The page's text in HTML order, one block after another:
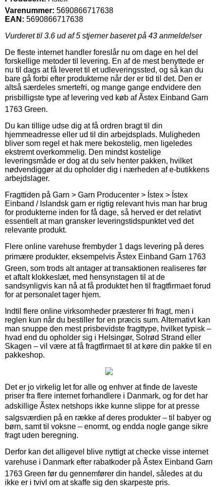
Varenummer: 5690866717638
EAN: 5690866717638
Vurderet til 3.6 ud af 5 stjerner baseret på 43 anmeldelser
De fleste internet handler foreslår nu om dage en hel del
forskellige metoder til levering. En af de mest benyttede er
nu til dags at få leveret til et udleveringssted, og så kan du
bare gå forbi efter produkterne når der er tid til det. Den er
altså særdeles smertefri, og mange gange endvidere den
prisbilligste type af levering ved køb af Ãstex Einband Garn
1763 Green.
Du kan tillige udse dig at få ordren bragt til din
hjemmeadresse eller ud til din arbejdsplads. Muligheden
bliver som regel et hak mere bekostelig, men ligeledes
ekstremt overkommelig. Den mindst kostelige
leveringsmåde er dog at du selv henter pakken, hvilket
nødvendiggør at du opholder dig i nærheden af e-butikkens
arbejdslager.
Fragttiden på Garn > Garn Producenter > Ístex > Ístex
Einband / Islandsk garn er rigtig relevant hvis man har brug
for produkterne inden for få dage, så herved er det relativt
essentielt at man gransker leveringstidspunktet ved det
relevante produkt.
Flere online varehuse frembyder 1 dags levering på deres
primære produkter, eksempelvis Ãstex Einband Garn 1763
Green, som trods alt antager at transaktionen realiseres før
et aftalt klokkeslæt, med hensynstagen til at de
sandsynligvis kan nå at få produktet hen til fragtfirmaet forud
for at personalet tager hjem.
Indtil flere online virksomheder præsterer fri fragt, men i
reglen kun når du bestiller for en præcis sum. Alternativt kan
man snuppe den mest prisbevidste fragttype, hvilket typisk –
hvad end du opholder sig i Helsingør, Solrød Strand eller
Skagen – vil være at få fragtfirmaet til at køre din pakke til en
pakkeshop.
Det er jo virkelig let for alle og enhver at finde de laveste
priser fra flere internet forhandlere i Danmark, og for det har
adskillige Ãstex netshops ikke kunne slippe for at presse
salgsværdien på en række af deres produkter – til babyer og
børn, samt til voksne – enormt, og endda nogle gange sikre
fragt uden beregning.
Derfor kan det alligevel blive nyttigt at checke visse internet
varehuse i Danmark efter rabatkoder på Ãstex Einband Garn
1763 Green før du gennemfører din handel, således at du
ikke er i tvivl om at skaffe sig den skarpeste pris.